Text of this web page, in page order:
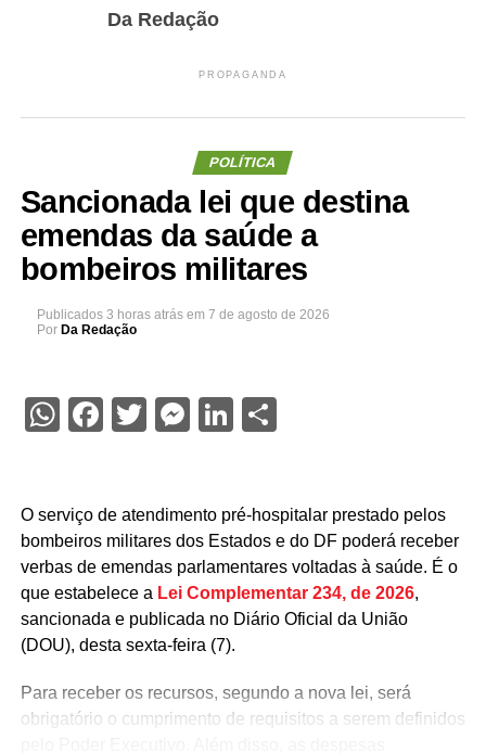
Da Redação
PROPAGANDA
POLÍTICA
Sancionada lei que destina
emendas da saúde a
bombeiros militares
Publicados 3 horas atrás em 7 de agosto de 2026
Por Da Redação
WhatsApp
Facebook
Twitter
Messenger
LinkedIn
Share
O serviço de atendimento pré-hospitalar prestado pelos
bombeiros militares dos Estados e do DF poderá receber
verbas de emendas parlamentares voltadas à saúde. É o
que estabelece a Lei Complementar 234, de 2026,
sancionada e publicada no Diário Oficial da União
(DOU), desta sexta-feira (7).
Para receber os recursos, segundo a nova lei, será
obrigatório o cumprimento de requisitos a serem definidos